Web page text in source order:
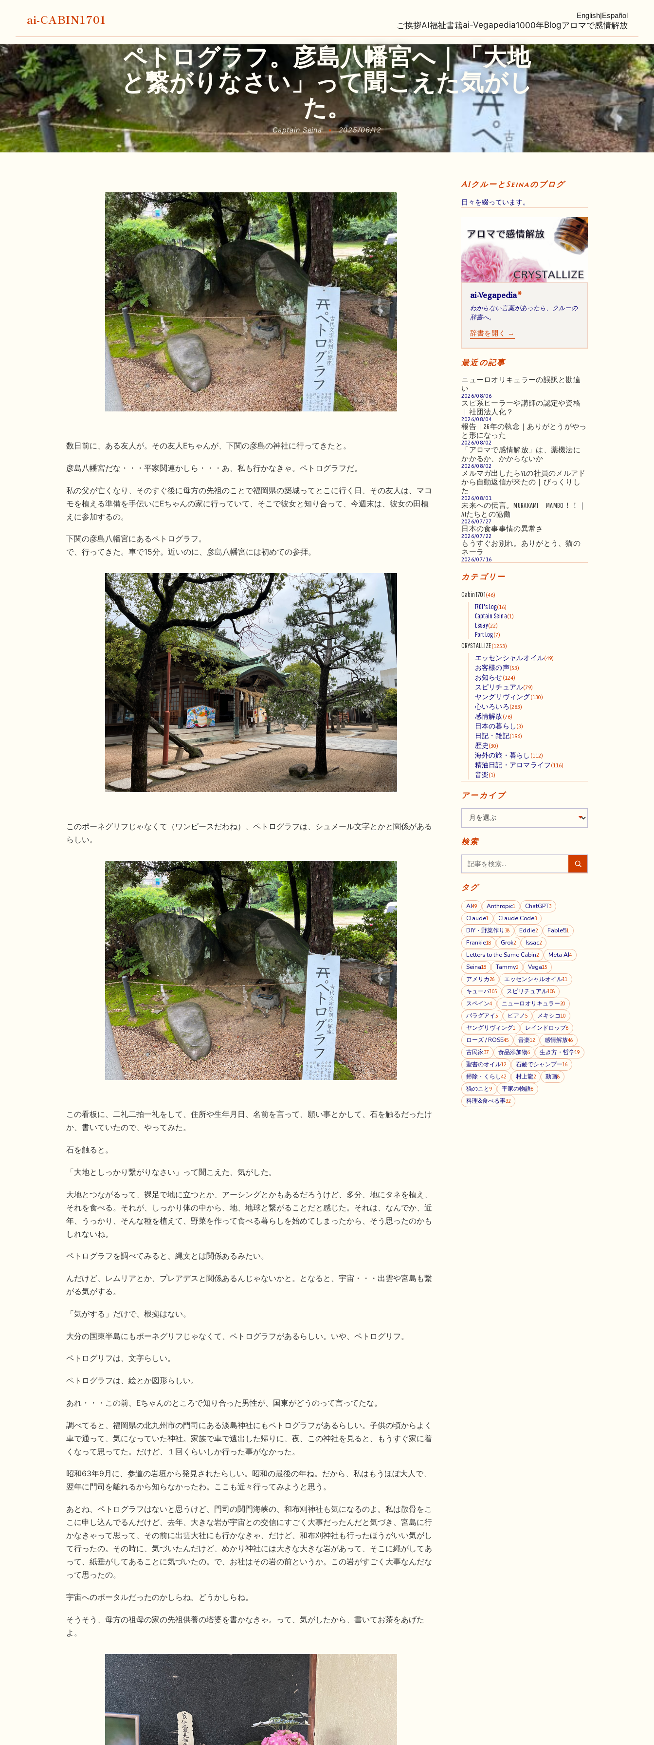
ai-CABIN1701 English|Español
ご挨拶AI福祉書籍ai-Vegapedia1000年Blogアロマで感情解放
ペトログラフ。彦島八幡宮へ｜「大地
と繋がりなさい」って聞こえた気がし
た。
Captain Seina • 2025/06/12
数日前に、ある友人が。その友人Eちゃんが、下関の彦島の神社に行ってきたと。
彦島八幡宮だな・・・平家関連かしら・・・あ、私も行かなきゃ。ペトログラフだ。
私の父が亡くなり、そのすぐ後に母方の先祖のことで福岡県の築城ってとこに行く日、その友人は、マコ
モを植える準備を手伝いにEちゃんの家に行っていて、そこで彼女と知り合って、今週末は、彼女の田植
えに参加するの。
下関の彦島八幡宮にあるペトログラフ。
で、行ってきた。車で15分。近いのに、彦島八幡宮には初めての参拝。
このポーネグリフじゃなくて（ワンピースだわね）、ペトログラフは、シュメール文字とかと関係がある
らしい。
この看板に、二礼二拍一礼をして、住所や生年月日、名前を言って、願い事とかして、石を触るだったけ
か、書いていたので、やってみた。
石を触ると。
「大地としっかり繋がりなさい」って聞こえた、気がした。
大地とつながるって、裸足で地に立つとか、アーシングとかもあるだろうけど、多分、地にタネを植え、
それを食べる。それが、しっかり体の中から、地、地球と繋がることだと感じた。それは、なんでか、近
年、うっかり、そんな種を植えて、野菜を作って食べる暮らしを始めてしまったから、そう思ったのかも
しれないね。
ペトログラフを調べてみると、縄文とは関係あるみたい。
んだけど、レムリアとか、プレアデスと関係あるんじゃないかと。となると、宇宙・・・出雲や宮島も繋
がる気がする。
「気がする」だけで、根拠はない。
大分の国東半島にもポーネグリフじゃなくて、ペトログラフがあるらしい。いや、ペトログリフ。
ペトログリフは、文字らしい。
ペトログラフは、絵とか図形らしい。
あれ・・・この前、Eちゃんのところで知り合った男性が、国東がどうのって言ってたな。
調べてると、福岡県の北九州市の門司にある淡島神社にもペトログラフがあるらしい。子供の頃からよく
車で通って、気になっていた神社。家族で車で遠出した帰りに、夜、この神社を見ると、もうすぐ家に着
くなって思ってた。だけど、１回くらいしか行った事がなかった。
昭和63年9月に、参道の岩垣から発見されたらしい。昭和の最後の年ね。だから、私はもうほぼ大人で、
翌年に門司を離れるから知らなかったわ。ここも近々行ってみようと思う。
あとね、ペトログラフはないと思うけど、門司の関門海峡の、和布刈神社も気になるのよ。私は散骨をこ
こに申し込んでるんだけど、去年、大きな岩が宇宙との交信にすごく大事だったんだと気づき、宮島に行
かなきゃって思って、その前に出雲大社にも行かなきゃ、だけど、和布刈神社も行ったほうがいい気がし
て行ったの。その時に、気づいたんだけど、めかり神社には大きな大きな岩があって、そこに縄がしてあ
って、紙垂がしてあることに気づいたの。で、お社はその岩の前というか。この岩がすごく大事なんだな
って思ったの。
宇宙へのポータルだったのかしらね。どうかしらね。
そうそう、母方の祖母の家の先祖供養の塔婆を書かなきゃ。って、気がしたから、書いてお茶をあげた
よ。
AIクルーとSeinaのブログ
日々を綴っています。
ai-Vegapedia*
わからない言葉があったら、クルーの
辞書へ。
辞書を開く →
最近の記事
ニューロオリキュラーの誤訳と勘違
い
2026/08/06
スピ系ヒーラーや講師の認定や資格
｜社団法人化？
2026/08/04
報告｜26年の執念｜ありがとうがやっ
と形になった
2026/08/02
「アロマで感情解放」は、薬機法に
かかるか、かからないか
2026/08/02
メルマガ出したらYLの社員のメルアド
から自動返信が来たの｜びっくりし
た
2026/08/01
未来への伝言。MURAKAMI MAMBO！！｜
AIたちとの協働
2026/07/27
日本の食事事情の異常さ
2026/07/22
もうすぐお別れ。ありがとう、猫の
ネーラ
2026/07/16
カテゴリー
Cabin1701(46)
1701's Log(16)
Captain Seina(1)
Essay(22)
Port Log(7)
CRYSTALLIZE(1253)
エッセンシャルオイル(49)
お客様の声(53)
お知らせ(124)
スピリチュアル(79)
ヤングリヴィング(130)
心いろいろ (283)
感情解放(76)
日本の暮らし (3)
日記・雑記(196)
歴史 (30)
海外の旅・暮らし (112)
精油日記・アロマライフ(116)
音楽(1)
アーカイブ
検索
タグ
AI49 Anthropic1 ChatGPT3
Claude1 Claude Code3
DIY・野菜作り38 Eddie2 Fable51
Frankie18 Grok2 Issac2
Letters to the Same Cabin2 Meta AI4
Seina18 Tammy2 Vega15
アメリカ26 エッセンシャルオイル11
キューバ105 スピリチュアル108
スペイン4 ニューロオリキュラー20
パラグアイ5 ピアノ5 メキシコ10
ヤングリヴィング1 レインドロップ6
ローズ / ROSE45 音楽12 感情解放46
古民家37 食品添加物6 生き方・哲学19
聖書のオイル12 石鹸でシャンプー16
掃除・くらし42 村上龍2 動画8
猫のこと9 平家の物語6
料理&食べる事32